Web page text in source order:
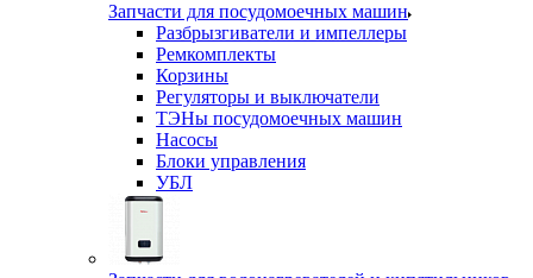
Запчасти для посудомоечных машин
Разбрызгиватели и импеллеры
Ремкомплекты
Корзины
Регуляторы и выключатели
ТЭНы посудомоечных машин
Насосы
Блоки управления
УБЛ